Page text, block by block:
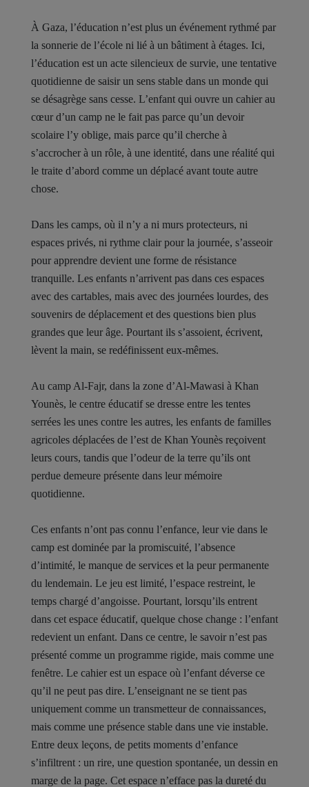
À Gaza, l’éducation n’est plus un événement rythmé par
la sonnerie de l’école ni lié à un bâtiment à étages. Ici,
l’éducation est un acte silencieux de survie, une tentative
quotidienne de saisir un sens stable dans un monde qui
se désagrège sans cesse. L’enfant qui ouvre un cahier au
cœur d’un camp ne le fait pas parce qu’un devoir
scolaire l’y oblige, mais parce qu’il cherche à
s’accrocher à un rôle, à une identité, dans une réalité qui
le traite d’abord comme un déplacé avant toute autre
chose.
Dans les camps, où il n’y a ni murs protecteurs, ni
espaces privés, ni rythme clair pour la journée, s’asseoir
pour apprendre devient une forme de résistance
tranquille. Les enfants n’arrivent pas dans ces espaces
avec des cartables, mais avec des journées lourdes, des
souvenirs de déplacement et des questions bien plus
grandes que leur âge. Pourtant ils s’assoient, écrivent,
lèvent la main, se redéfinissent eux-mêmes.
Au camp Al-Fajr, dans la zone d’Al-Mawasi à Khan
Younès, le centre éducatif se dresse entre les tentes
serrées les unes contre les autres, les enfants de familles
agricoles déplacées de l’est de Khan Younès reçoivent
leurs cours, tandis que l’odeur de la terre qu’ils ont
perdue demeure présente dans leur mémoire
quotidienne.
Ces enfants n’ont pas connu l’enfance, leur vie dans le
camp est dominée par la promiscuité, l’absence
d’intimité, le manque de services et la peur permanente
du lendemain. Le jeu est limité, l’espace restreint, le
temps chargé d’angoisse. Pourtant, lorsqu’ils entrent
dans cet espace éducatif, quelque chose change : l’enfant
redevient un enfant. Dans ce centre, le savoir n’est pas
présenté comme un programme rigide, mais comme une
fenêtre. Le cahier est un espace où l’enfant déverse ce
qu’il ne peut pas dire. L’enseignant ne se tient pas
uniquement comme un transmetteur de connaissances,
mais comme une présence stable dans une vie instable.
Entre deux leçons, de petits moments d’enfance
s’infiltrent : un rire, une question spontanée, un dessin en
marge de la page. Cet espace n’efface pas la dureté du